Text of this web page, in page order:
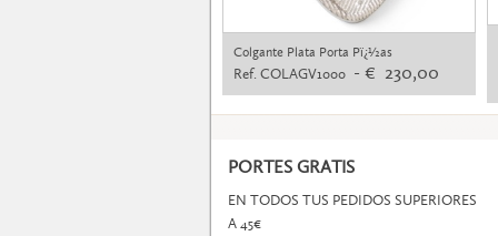
Colgante Plata Porta Pï¿½as
Ref. COLAGV1000 - € 230,00
PORTES GRATIS
EN TODOS TUS PEDIDOS SUPERIORES
A 45€